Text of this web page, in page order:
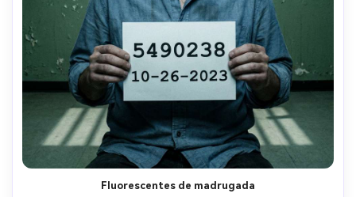
Fluorescentes de madrugada